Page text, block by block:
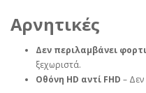
Αρνητικές
Δεν περιλαμβάνει
ξεχωριστά.
Οθόνη HD αντί FHD –